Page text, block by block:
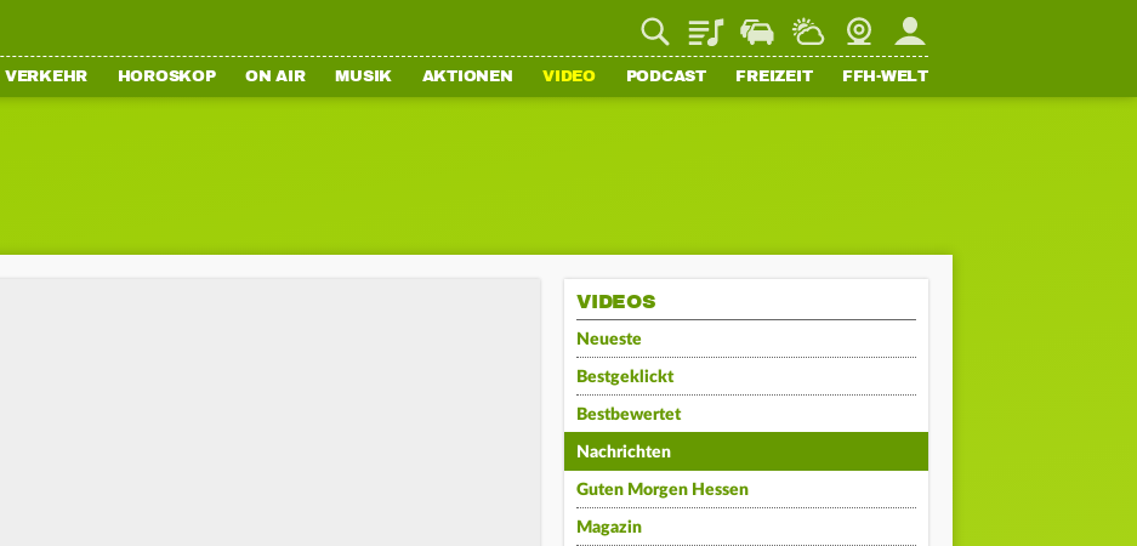
PlaylistStaupilotWetterWebcamMein FFH
VERKEHR HOROSKOP ON AIR MUSIK AKTIONEN VIDEO PODCAST FREIZEIT FFH-WELT
VIDEOS
Neueste
Bestgeklickt
Bestbewertet
Nachrichten
Guten Morgen Hessen
Magazin